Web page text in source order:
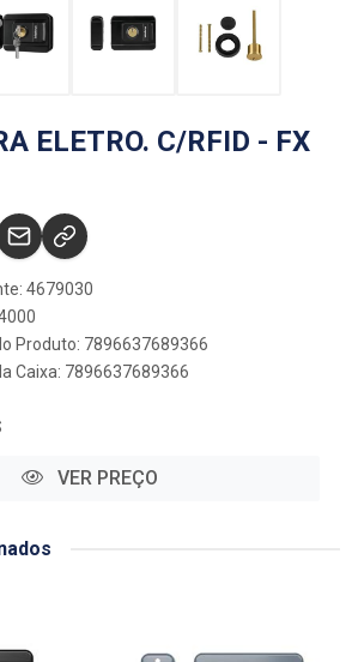
ELETRO. C/RFID - FX
4679030
Produto: 7896637689366
Caixa: 7896637689366
VER PREÇO